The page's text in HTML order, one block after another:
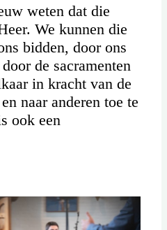
weten dat die
We kunnen die
bidden, door ons
de sacramenten
in kracht van de
naar anderen toe te
ook een